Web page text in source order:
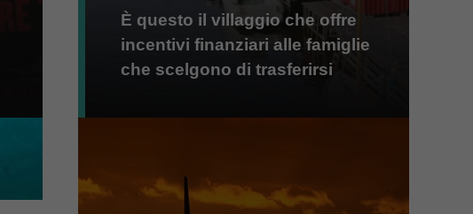
È questo il villaggio che offre
incentivi finanziari alle famiglie
che scelgono di trasferirsi